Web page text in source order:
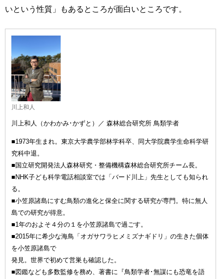
いという性質」もあるところが面白いところです。
川上和人
川上和人（かわかみ･かずと）／ 森林総合研究所 鳥類学者
■1973年生まれ。東京大学農学部林学科卒、同大学院農学生命科学研
究科中退。
■国立研究開発法人森林研究・整備機構森林総合研究所チーム長。
■NHK子ども科学電話相談室では「バード川上」先生としても知られ
る。
■小笠原諸島にすむ鳥類の進化と保全に関する研究が専門。特に無人
島での研究が得意。
■1年のおよそ４分の１を小笠原諸島で過ごす。
■2015年に希少な海鳥「オガサワラヒメミズナギドリ」の生きた個体
を小笠原諸島で
発見。世界で初めて営巣も確認した。
■図鑑なども多数監修を務め、著書に『鳥類学者･無謀にも恐竜を語